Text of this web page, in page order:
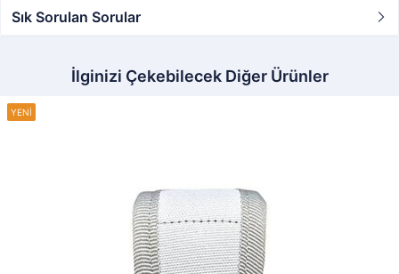
Sık Sorulan Sorular
İlginizi Çekebilecek Diğer Ürünler